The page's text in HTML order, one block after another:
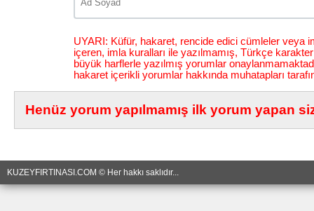
UYARI: Küfür, hakaret, rencide edici cümleler veya
içeren, imla kuralları ile yazılmamış, Türkçe
büyük harflerle yazılmış yorumlar
hakaret içerikli yorumlar hakkında muhatapları
Henüz yorum yapılmamış ilk yorum yapan
KUZEYFIRTINASI.COM © Her hakkı saklıdır...